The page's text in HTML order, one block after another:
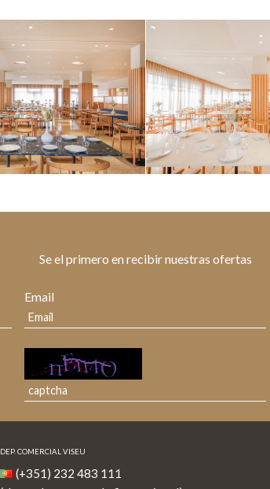
Se el primero en recibir nuestras ofertas
Email
DEP. COMERCIAL VISEU
(+351) 232 483 111